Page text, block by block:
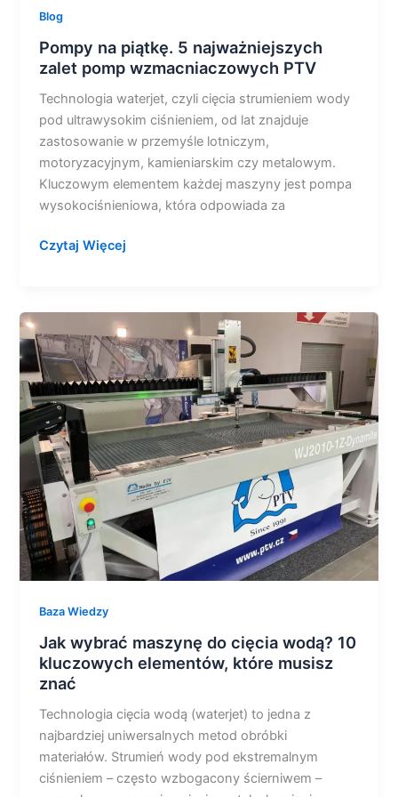
Blog
Pompy na piątkę. 5 najważniejszych
zalet pomp wzmacniaczowych PTV
Technologia waterjet, czyli cięcia strumieniem wody
pod ultrawysokim ciśnieniem, od lat znajduje
zastosowanie w przemyśle lotniczym,
motoryzacyjnym, kamieniarskim czy metalowym.
Kluczowym elementem każdej maszyny jest pompa
wysokociśnieniowa, która odpowiada za
Czytaj Więcej
Baza Wiedzy
Jak wybrać maszynę do cięcia wodą? 10
kluczowych elementów, które musisz
znać
Technologia cięcia wodą (waterjet) to jedna z
najbardziej uniwersalnych metod obróbki
materiałów. Strumień wody pod ekstremalnym
ciśnieniem – często wzbogacony ścierniwem –
wybrać
maszynę
do
cięcia
wodą?
10
kluczowych
elementów,
które
musisz
znać